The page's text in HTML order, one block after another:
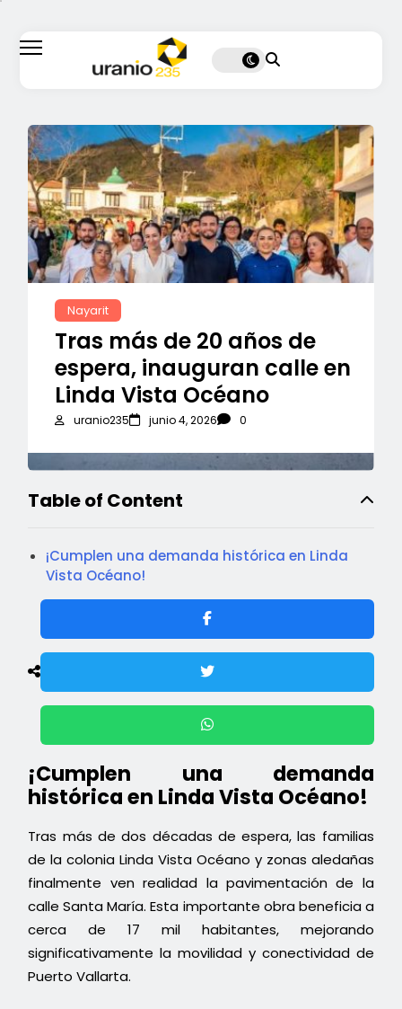
Nayarit
Tras más de 20 años de
espera, inauguran calle en
Linda Vista Océano
uranio235 junio 4, 2026 0
Table of Content
¡Cumplen una demanda histórica en Linda
Vista Océano!
¡Cumplen una demanda
histórica en Linda Vista Océano!
Tras más de dos décadas de espera, las familias
de la colonia Linda Vista Océano y zonas aledañas
finalmente ven realidad la pavimentación de la
calle Santa María. Esta importante obra beneficia a
cerca de 17 mil habitantes, mejorando
significativamente la movilidad y conectividad de
Puerto Vallarta.